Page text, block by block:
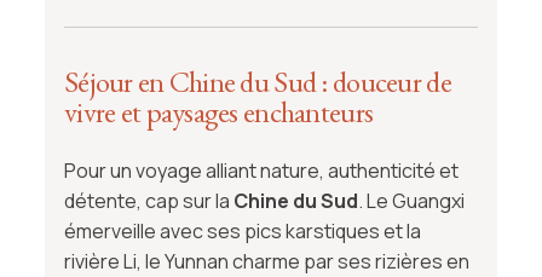
Séjour en Chine du Sud : douceur de
vivre et paysages enchanteurs
Pour un voyage alliant nature, authenticité et
détente, cap sur la Chine du Sud. Le Guangxi
émerveille avec ses pics karstiques et la
rivière Li, le Yunnan charme par ses rizières en